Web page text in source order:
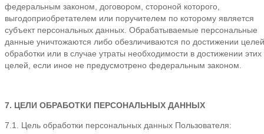
федеральным законом, договором, стороной которого,
выгодоприобретателем или поручителем по которому является
субъект персональных данных. Обрабатываемые персональные
данные уничтожаются либо обезличиваются по достижении целей
обработки или в случае утраты необходимости в достижении этих
целей, если иное не предусмотрено федеральным законом.
7. ЦЕЛИ ОБРАБОТКИ ПЕРСОНАЛЬНЫХ ДАННЫХ
7.1. Цель обработки персональных данных Пользователя: